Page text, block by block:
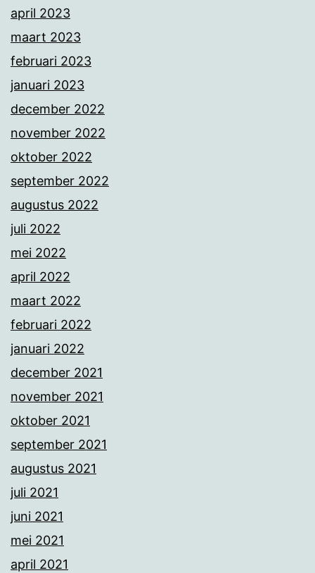
april 2023
maart 2023
februari 2023
januari 2023
december 2022
november 2022
oktober 2022
september 2022
augustus 2022
juli 2022
mei 2022
april 2022
maart 2022
februari 2022
januari 2022
december 2021
november 2021
oktober 2021
september 2021
augustus 2021
juli 2021
juni 2021
mei 2021
april 2021